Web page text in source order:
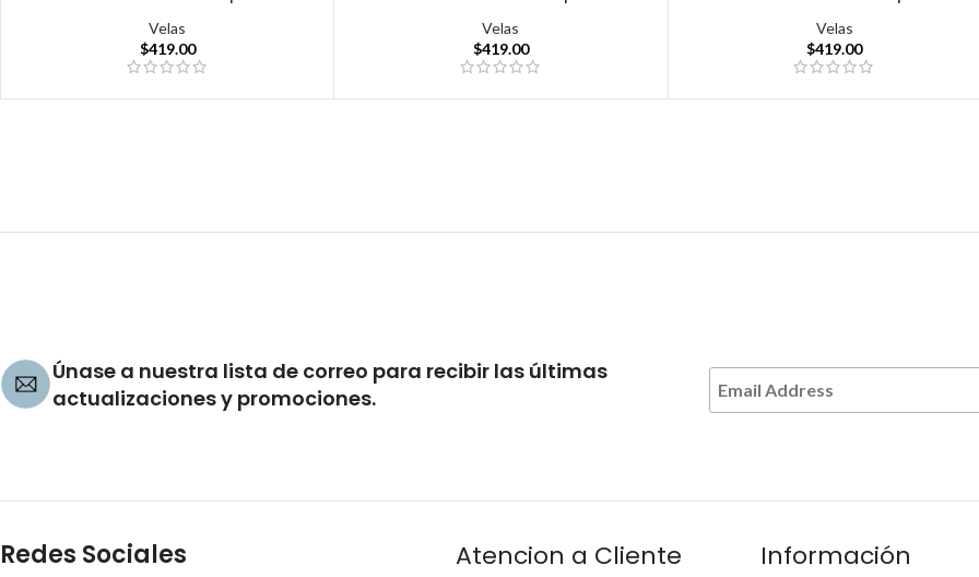
Velas
$419.00
Velas
$419.00
Velas
$419.00
Únase a nuestra lista de correo para recibir las últimas
actualizaciones y promociones.
Redes Sociales Atencion a Cliente Información